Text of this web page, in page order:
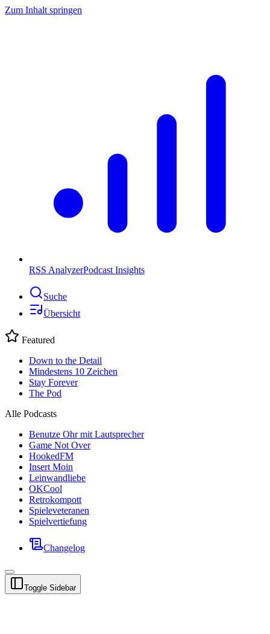
Zum Inhalt springen
RSS AnalyzerPodcast Insights
Suche
Übersicht
Featured
Down to the Detail
Mindestens 10 Zeichen
Stay Forever
The Pod
Alle Podcasts
Benutze Ohr mit Lautsprecher
Game Not Over
HookedFM
Insert Moin
Leinwandliebe
OKCool
Retrokompott
Spieleveteranen
Spielvertiefung
Changelog
Toggle Sidebar